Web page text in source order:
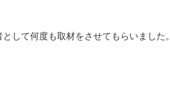
して何度も取材をさせてもらいました。